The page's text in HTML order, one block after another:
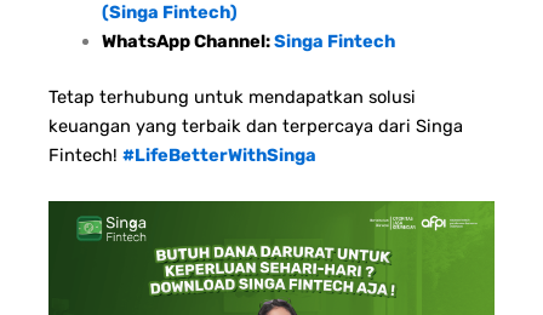
(Singa Fintech)
WhatsApp Channel:Singa Fintech
Tetap terhubung untuk mendapatkan solusi
keuangan yang terbaik dan terpercaya dari Singa
Fintech! #LifeBetterWithSinga